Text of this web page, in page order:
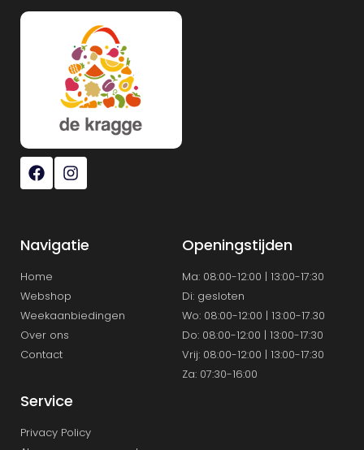
Navigatie
Home
Webshop
Weekaanbiedingen
Over ons
Contact
Openingstijden
Ma: 08:00-12:00 | 13:00-17:30
Di: gesloten
Wo: 08:00-12:00 | 13:00-17.30
Do: 08:00-12:00 | 13:00-17:30
Vrij: 08:00-12:00 | 13:00-17:30
Za: 07:30-16:00
Service
Privacy Policy